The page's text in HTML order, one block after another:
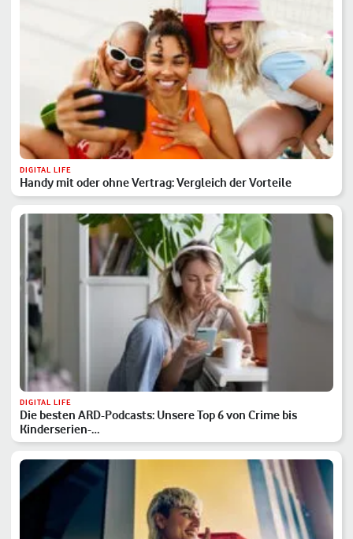
DIGITAL LIFE
Handy mit oder ohne Vertrag: Vergleich der Vorteile
DIGITAL LIFE
Die besten ARD-Podcasts: Unsere Top 6 von Crime bis
Kinderserien-…